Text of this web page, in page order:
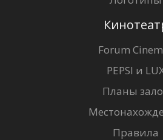
Forum
PEPSI и
Планы
Правила